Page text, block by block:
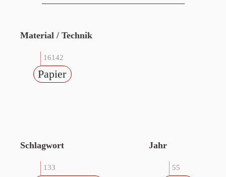
Material / Technik
16142
Papier
Schlagwort
133
Jahr
55